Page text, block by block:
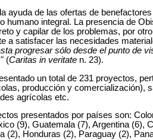
ayuda de las ofertas de
humano integral. La presencia de
y capilar de los problemas, por
a satisfacer las necesidades
progresar sólo desde el punto de
(Caritas in veritate n. 23).
un total de 231 proyectos,
producción y comercialización),
agrícolas etc.
presentados por países son:
(9), Guatemala (7), Argentina (6),
(2), Honduras (2), Paraguay (2),